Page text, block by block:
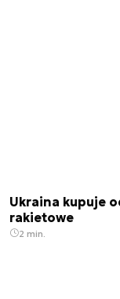
Ukraina kupuje
rakietowe
2 min.